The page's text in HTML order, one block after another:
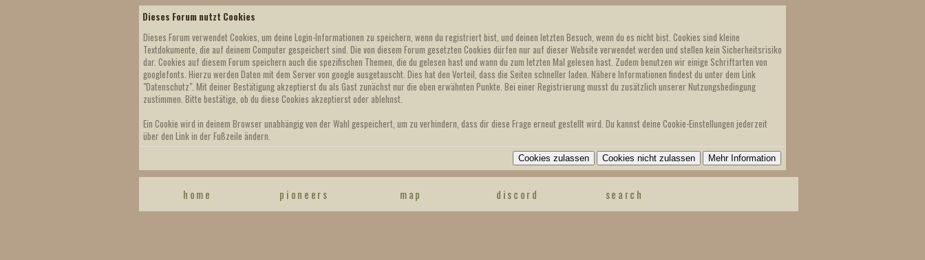
Dieses Forum nutzt Cookies
Dieses Forum verwendet Cookies, um deine Login-Informationen zu speichern, wenn du registriert bist, und deinen letzten Besuch, wenn du es nicht bist. Cookies sind kleine
Textdokumente, die auf deinem Computer gespeichert sind. Die von diesem Forum gesetzten Cookies dürfen nur auf dieser Website verwendet werden und stellen kein Sicherheitsrisiko
dar. Cookies auf diesem Forum speichern auch die spezifischen Themen, die du gelesen hast und wann du zum letzten Mal gelesen hast. Zudem benutzen wir einige Schriftarten von
googlefonts. Hierzu werden Daten mit dem Server von google ausgetauscht. Dies hat den Vorteil, dass die Seiten schneller laden. Nähere Informationen findest du unter dem Link
"Datenschutz". Mit deiner Bestätigung akzeptierst du als Gast zunächst nur die oben erwähnten Punkte. Bei einer Registrierung musst du zusätzlich unserer Nutzungsbedingung
zustimmen. Bitte bestätige, ob du diese Cookies akzeptierst oder ablehnst.
Ein Cookie wird in deinem Browser unabhängig von der Wahl gespeichert, um zu verhindern, dass dir diese Frage erneut gestellt wird. Du kannst deine Cookie-Einstellungen jederzeit
über den Link in der Fußzeile ändern.
home pioneers map discord search